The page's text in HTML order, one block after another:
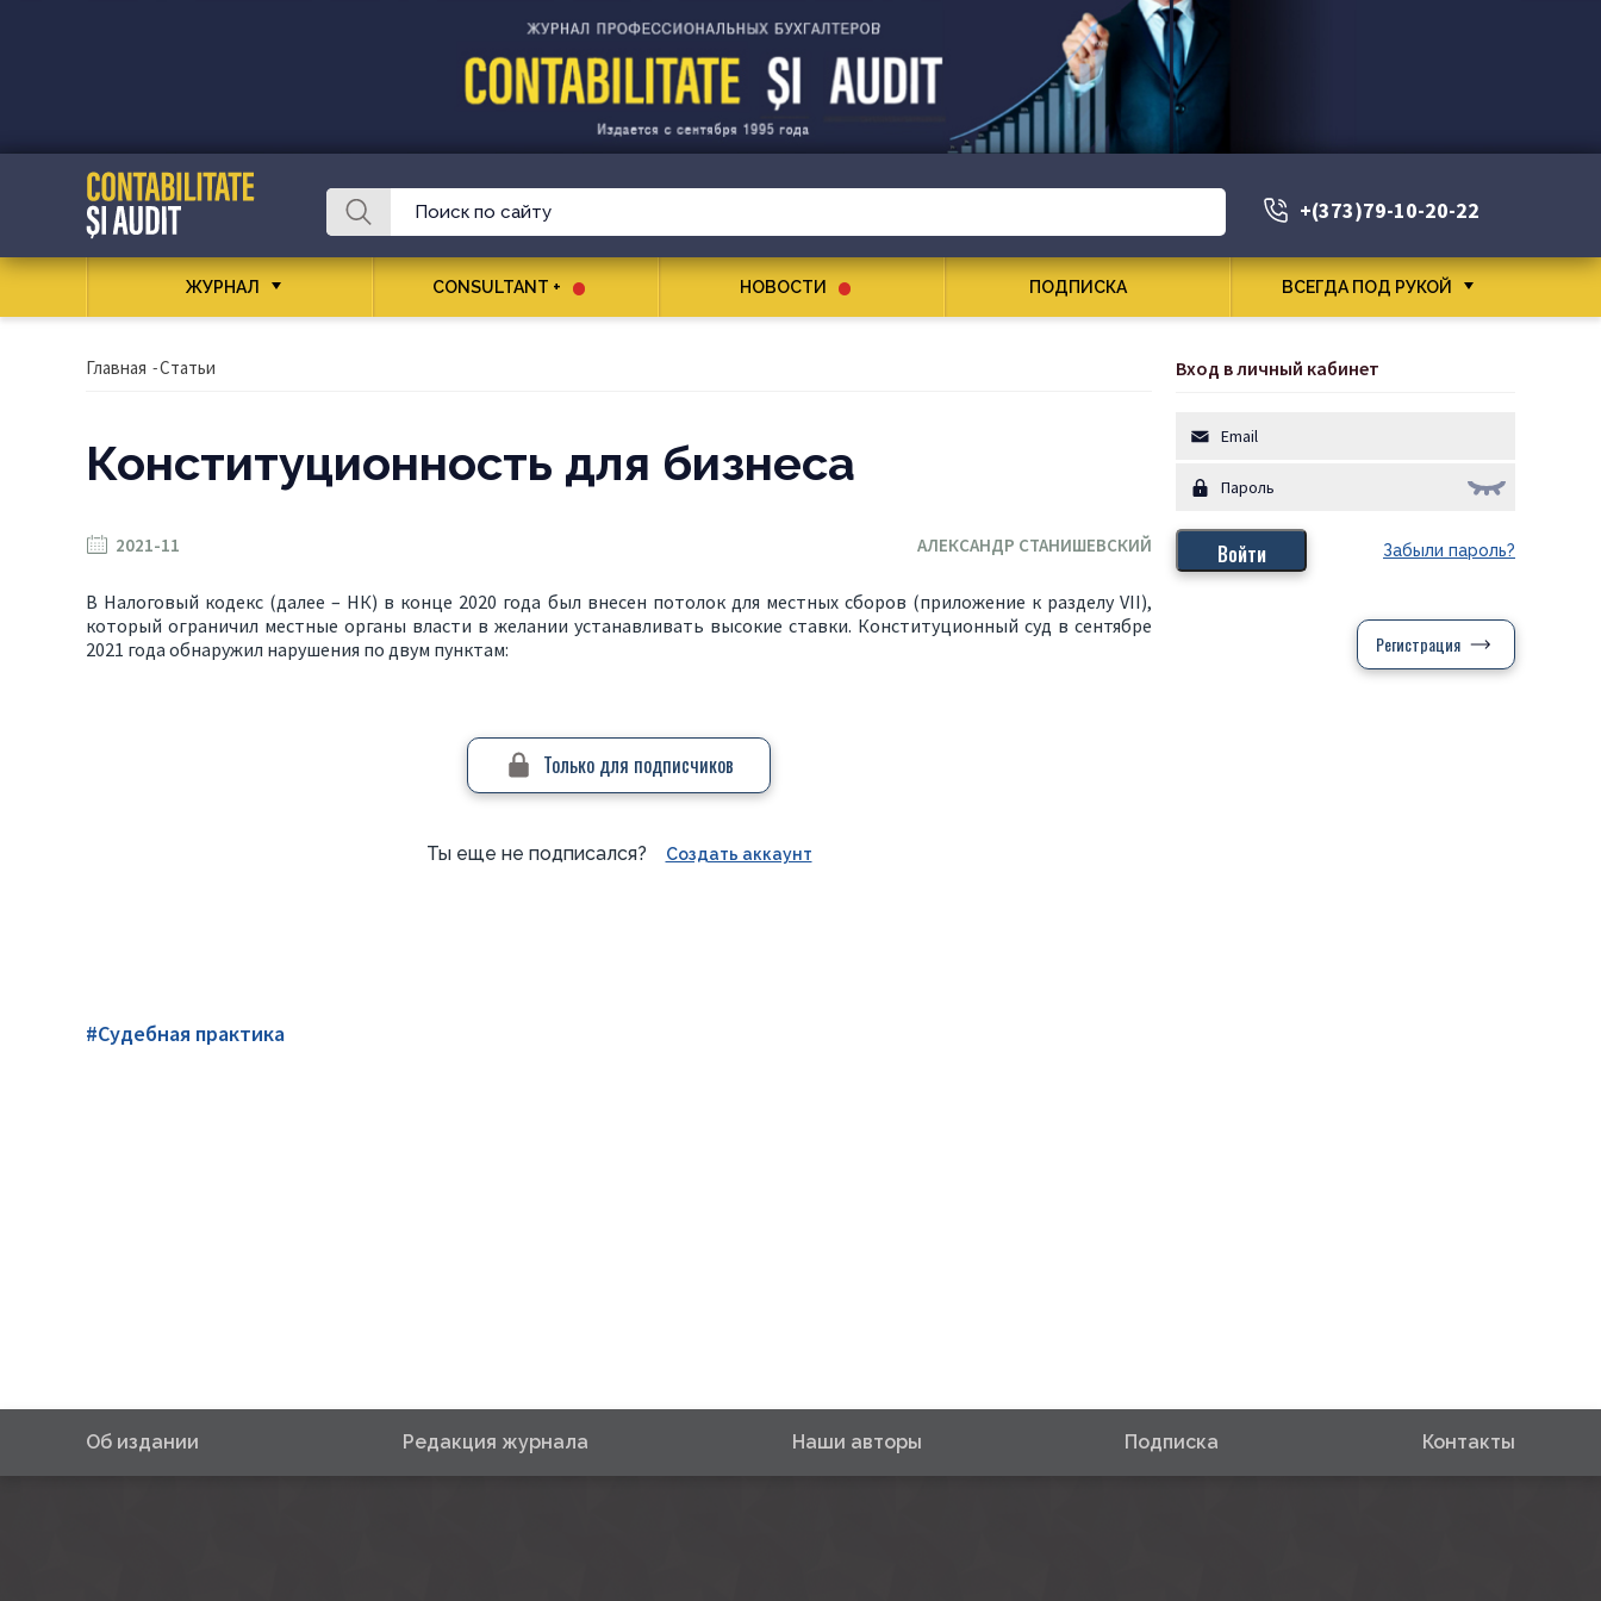
+(373)79-10-20-22
ЖУРНАЛ CONSULTANT + НОВОСТИ ПОДПИСКА ВСЕГДА ПОД РУКОЙ
Главная -Статьи
Конституционность для бизнеса
2021-11 АЛЕКСАНДР СТАНИШЕВСКИЙ
В Налоговый кодекс (далее – НК) в конце 2020 года был внесен потолок для местных сборов (приложение к разделу VII),
который ограничил местные органы власти в желании устанавливать высокие ставки. Конституционный суд в сентябре
2021 года обнаружил нарушения по двум пунктам:
Только для подписчиков
Ты еще не подписался? Создать аккаунт
#Судебная практика
Вход в личный кабинет
Забыли пароль?
Регистрация
Об издании Редакция журнала Наши авторы Подписка Контакты